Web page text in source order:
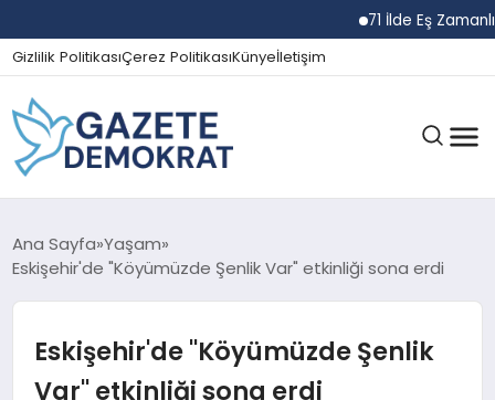
71 İlde Eş Zamanlı
Gizlilik PolitikasıÇerez PolitikasıKünyeİletişim
GÜNDEM
Ana Sayfa Yaşam
Eskişehir'de "Köyümüzde Şenlik Var" etkinliği sona erdi
Eskişehir'de "Köyümüzde Şenlik
Var" etkinliği sona erdi